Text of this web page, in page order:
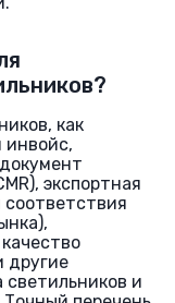
как
инвойс,
экспортная
другие
и